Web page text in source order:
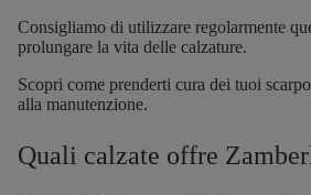
Consigliamo di utilizzare regolarmente
prolungare la vita delle calzature.
Scopri come prenderti cura dei tuoi
alla manutenzione.
Quali calzate offre